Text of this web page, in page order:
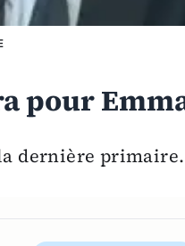
pour
dernière primaire.